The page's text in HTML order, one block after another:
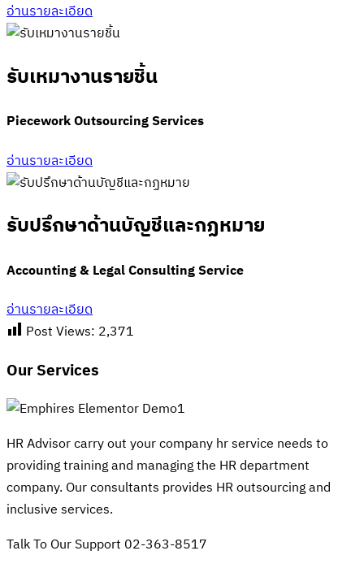
อ่านรายละเอียด
รับเหมางานรายชิ้น
Piecework Outsourcing Services
อ่านรายละเอียด
รับปรึกษาด้านบัญชีและกฏหมาย
Accounting & Legal Consulting Service
อ่านรายละเอียด
Post Views: 2,371
Our Services
HR Advisor carry out your company hr service needs to
providing training and managing the HR department
company. Our consultants provides HR outsourcing and
inclusive services.
Talk To Our Support 02-363-8517